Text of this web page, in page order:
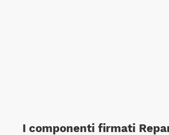
I componenti firmati